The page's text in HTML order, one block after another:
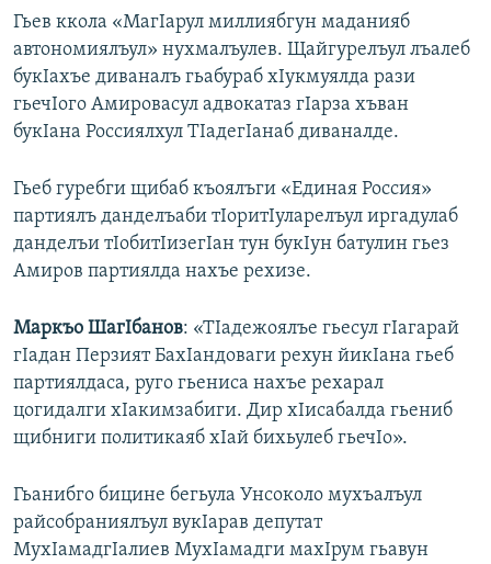
Гьев ккола «МагIарул миллиябгун маданияб
автономиялъул» нухмалъулев. Щайгурелъул лъалеб
букIахъе диваналъ гьабураб хIукмуялда рази
гьечIого Амировасул адвокатаз гIарза хъван
букIана Россиялхул ТIадегIанаб диваналде.
Гьеб гуребги щибаб къоялъги «Единая Россия»
партиялъ данделъаби тIоритIуларелъул иргадулаб
данделъи тIобитIизегIан тун букIун батулин гьез
Амиров партиялда нахъе рехизе.
Маркъо ШагIбанов: «ТIадежоялъе гьесул гIагарай
гIадан Перзият БахIандоваги рехун йикIана гьеб
партиялдаса, руго гьениса нахъе рехарал
цогидалги хIакимзабиги. Дир хIисабалда гьениб
щибниги политикаяб хIай бихьулеб гьечIо».
Гьанибго бицине бегьула Унсоколо мухъалъул
райсобраниялъул вукIарав депутат
МухIамадгIалиев МухIамадги махIрум гьавун